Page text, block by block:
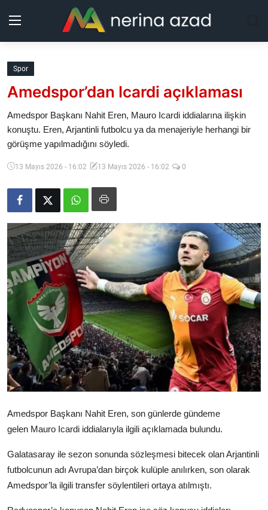
Kurdistan
Bölgeler
Yaşam
Analiz
Makaleler
Galeri
Video
Yazarlar
Arşiv
İletişim
Spor
Amedspor’dan Icardi açıklaması
Amedspor Başkanı Nahit Eren, Mauro Icardi iddialarına ilişkin
konuştu. Eren, Arjantinli futbolcu ya da menajeriyle herhangi bir
görüşme yapılmadığını söyledi.
13 Mayıs 2026 - 16:02 13 Mayıs 2026 - 16:02 0
Amedspor Başkanı Nahit Eren, son günlerde gündeme
gelen Mauro Icardi iddialarıyla ilgili açıklamada bulundu.
Galatasaray ile sezon sonunda sözleşmesi bitecek olan Arjantinli
futbolcunun adı Avrupa’dan birçok kulüple anılırken, son olarak
Amedspor’la ilgili transfer söylentileri ortaya atılmıştı.